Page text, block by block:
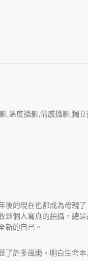
後的現在也都成為母親
到個人寫真的拍攝，總
新的自己。
了許多風雨，明白生命